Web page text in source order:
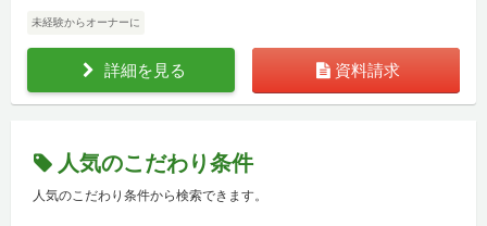
未経験からオーナーに
詳細を見る 資料請求
人気のこだわり条件
人気のこだわり条件から検索できます。